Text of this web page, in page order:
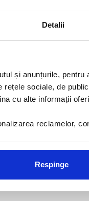
Detalii
și anunțurile,
sociale, de
cu alte informații
reclamelor,
Respinge
×
- 4*
si la 9 km de